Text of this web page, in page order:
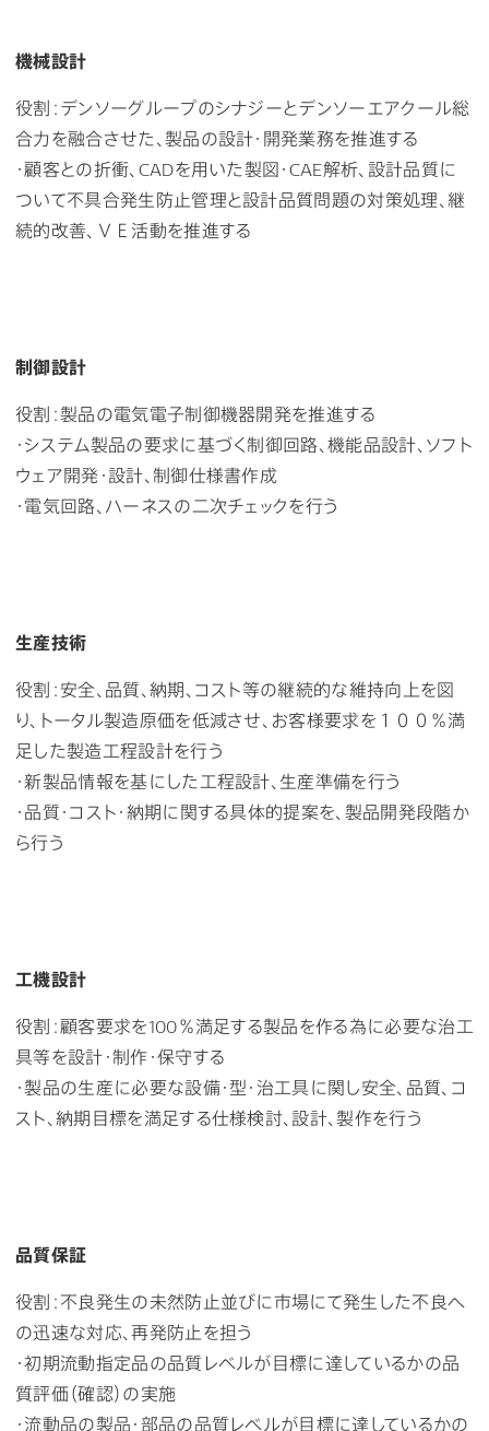
機械設計
役割：デンソーグループのシナジーとデンソーエアクール総
合力を融合させた、製品の設計・開発業務を推進する
・顧客との折衝、CADを用いた製図・CAE解析、設計品質に
ついて不具合発生防止管理と設計品質問題の対策処理、継
続的改善、ＶＥ活動を推進する
制御設計
役割：製品の電気電子制御機器開発を推進する
・システム製品の要求に基づく制御回路、機能品設計、ソフト
ウェア開発・設計、制御仕様書作成
・電気回路、ハーネスの二次チェックを行う
生産技術
役割：安全、品質、納期、コスト等の継続的な維持向上を図
り、トータル製造原価を低減させ、お客様要求を１００％満
足した製造工程設計を行う
・新製品情報を基にした工程設計、生産準備を行う
・品質・コスト・納期に関する具体的提案を、製品開発段階か
ら行う
工機設計
役割：顧客要求を100％満足する製品を作る為に必要な治工
具等を設計・制作・保守する
・製品の生産に必要な設備・型・治工具に関し安全、品質、コ
スト、納期目標を満足する仕様検討、設計、製作を行う
品質保証
役割：不良発生の未然防止並びに市場にて発生した不良へ
の迅速な対応、再発防止を担う
・初期流動指定品の品質レベルが目標に達しているかの品
質評価（確認）の実施
・流動品の製品・部品の品質レベルが目標に達しているかの